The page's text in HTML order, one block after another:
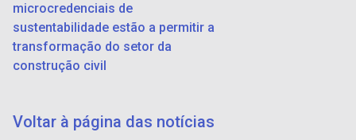
microcredenciais de
sustentabilidade estão a permitir a
transformação do setor da
construção civil
Voltar à página das notícias